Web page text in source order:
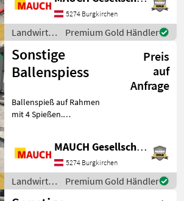
Wacker, Euro,
5274 Burgkirchen
Landwirtsch.
Motorfahrzeuge
/ Sonstige
Premium Gold Händler
Sonstige
Ballenspiess
Preis
auf
Anfrage
Ballenspieß auf Rahmen
mit 4 Spießen.
Spieße im Standard
Optional andere Aufnahme
möglich, Weidemann,
Schäff
MAUCH Gesellschaft m.b.H. & Co.KG
5274 Burgkirchen
Landwirtsch.
Motorfahrzeuge
Premium Gold Händler